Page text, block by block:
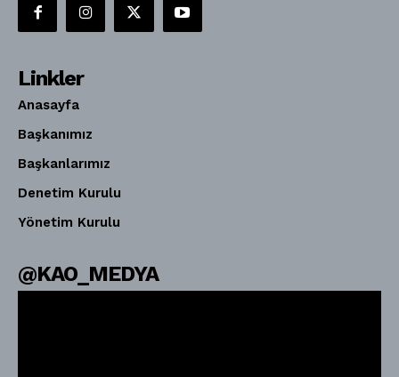
Linkler
Anasayfa
Başkanımız
Başkanlarımız
Denetim Kurulu
Yönetim Kurulu
@KAO_MEDYA